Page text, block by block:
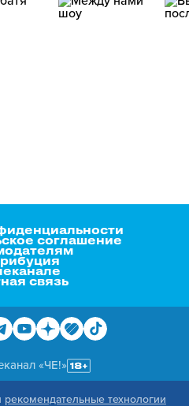
соглашение
связь
«ЧЕ!»
рекомендательные технологии